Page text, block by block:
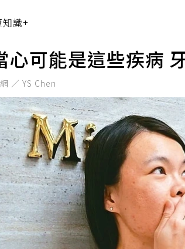
知識+
心可能是這些疾病
／ YS Chen